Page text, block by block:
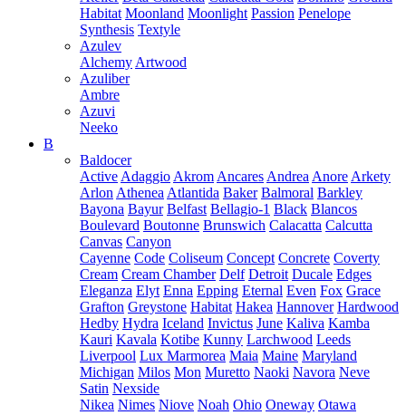
Habitat Moonland Moonlight Passion Penelope
Synthesis Textyle
Azulev
Alchemy Artwood
Azuliber
Ambre
Azuvi
Neeko
B
Baldocer
Active Adaggio Akrom Ancares Andrea Anore Arkety
Arlon Athenea Atlantida Baker Balmoral Barkley
Bayona Bayur Belfast Bellagio-1 Black Blancos
Boulevard Boutonne Brunswich Calacatta Calcutta
Canvas Canyon
Cayenne Code Coliseum Concept Concrete Coverty
Cream Cream Chamber Delf Detroit Ducale Edges
Eleganza Elyt Enna Epping Eternal Even Fox Grace
Grafton Greystone Habitat Hakea Hannover Hardwood
Hedby Hydra Iceland Invictus June Kaliva Kamba
Kauri Kavala Kotibe Kunny Larchwood Leeds
Liverpool Lux Marmorea Maia Maine Maryland
Michigan Milos Mon Muretto Naoki Navora Neve
Satin Nexside
Nikea Nimes Niove Noah Ohio Oneway Otawa